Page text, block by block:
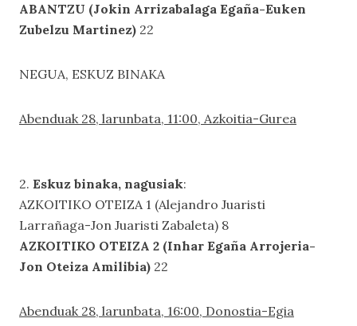
ABANTZU (Jokin Arrizabalaga Egaña-Euken
Zubelzu Martinez) 22
NEGUA, ESKUZ BINAKA
Abenduak 28, larunbata, 11:00, Azkoitia-Gurea
2. Eskuz binaka, nagusiak:
AZKOITIKO OTEIZA 1 (Alejandro Juaristi
Larrañaga-Jon Juaristi Zabaleta) 8
AZKOITIKO OTEIZA 2 (Inhar Egaña Arrojeria-
Jon Oteiza Amilibia) 22
Abenduak 28, larunbata, 16:00, Donostia-Egia